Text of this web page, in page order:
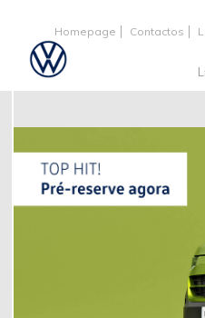
Homepage Contactos